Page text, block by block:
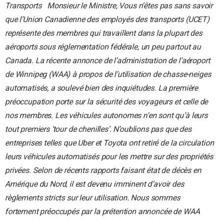
Transports
Monsieur le Ministre, Vous n’êtes pas sans savoir
que l’Union Canadienne des employés des transports (UCET)
représente des membres qui travaillent dans la plupart des
aéroports sous réglementation fédérale, un peu partout au
Canada. La récente annonce de l’administration de l’aéroport
de Winnipeg (WAA) à propos de l’utilisation de chasse-neiges
automatisés, a soulevé bien des inquiétudes. La première
préoccupation porte sur la sécurité des voyageurs et celle de
nos membres. Les véhicules autonomes n’en sont qu’à leurs
tout premiers ‘tour de chenilles’. N’oublions pas que des
entreprises telles que Uber et Toyota ont retiré de la circulation
leurs véhicules automatisés pour les mettre sur des propriétés
privées. Selon de récents rapports faisant état de décès en
Amérique du Nord, il est devenu imminent d’avoir des
règlements stricts sur leur utilisation. Nous sommes
fortement préoccupés par la prétention annoncée de WAA